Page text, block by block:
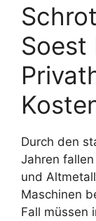
Soest
Durch den
Jahren
und
Maschinen
Fall müssen